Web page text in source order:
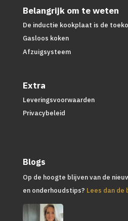
Belangrijk om te weten
De inductie kookplaat is de
Gasloos koken
Afzuigsysteem
Extra
Leveringsvoorwaarden
Privacybeleid
Blogs
Op de hoogte blijven van de
en onderhoudstips? Lees dan de